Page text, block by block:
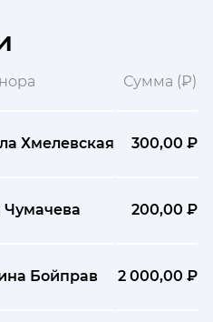
Сумма (₽)
Хмелевская 300,00 ₽
Чумачева 200,00 ₽
Бойправ 2 000,00 ₽